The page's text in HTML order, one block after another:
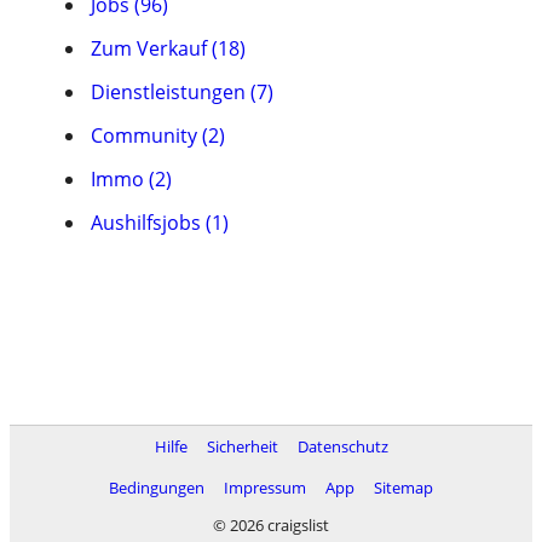
Zum Verkauf (18)
Dienstleistungen (7)
Community (2)
Immo (2)
Aushilfsjobs (1)
Hilfe Sicherheit
Datenschutz
Bedingungen
Impressum App
Sitemap
© 2026 craigslist